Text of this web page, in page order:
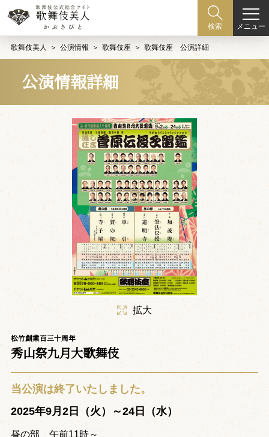
検索 メニュー
歌舞伎美人 公演情報 歌舞伎座 歌舞伎座 公演詳細
公演情報詳細
拡大
松竹創業百三十周年
秀山祭九月大歌舞伎
当公演は終了いたしました。
2025年9月2日（火）～24日（水）
昼の部 午前11時～